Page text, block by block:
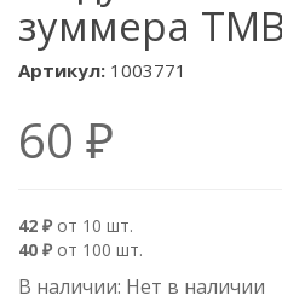
зуммера
Артикул: 1003771
60 ₽
42 ₽ от 10 шт.
40 ₽ от 100 шт.
В наличии: Нет в наличии